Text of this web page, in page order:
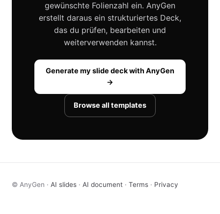
gewünschte Folienzahl ein. AnyGen
erstellt daraus ein strukturiertes Deck,
das du prüfen, bearbeiten und
weiterverwenden kannst.
Generate my slide deck with AnyGen
→
Browse all templates
© AnyGen · AI slides · AI document · Terms · Privacy